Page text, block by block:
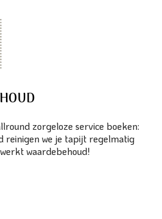
zorgeloze service boeken:
reinigen we je tapijt regelmatig
waardebehoud!